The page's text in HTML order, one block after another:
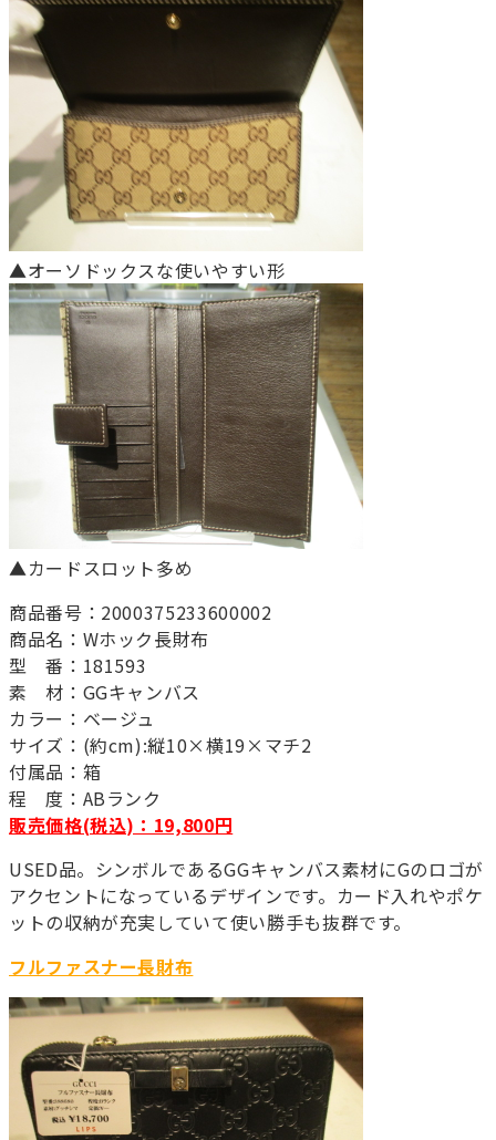
▲オーソドックスな使いやすい形
▲カードスロット多め
商品番号：2000375233600002
商品名：Wホック長財布
型 番：181593
素 材：GGキャンバス
カラー：ベージュ
サイズ：(約cm):縦10×横19×マチ2
付属品：箱
程 度：ABランク
販売価格(税込)：19,800円
USED品。シンボルであるGGキャンバス素材にGのロゴが
アクセントになっているデザインです。カード入れやポケ
ットの収納が充実していて使い勝手も抜群です。
フルファスナー長財布